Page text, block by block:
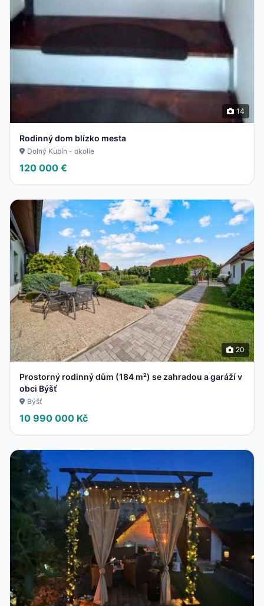
14
Rodinný dom blízko mesta
Dolný Kubín - okolie
120 000 €
20
Prostorný rodinný dům (184 m²) se zahradou a garáží v
obci Býšť
Býšť
10 990 000 Kč